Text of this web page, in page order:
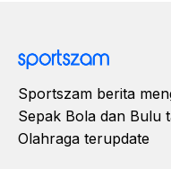
Sportszam berita
Sepak Bola dan Bulu
Olahraga terupdate